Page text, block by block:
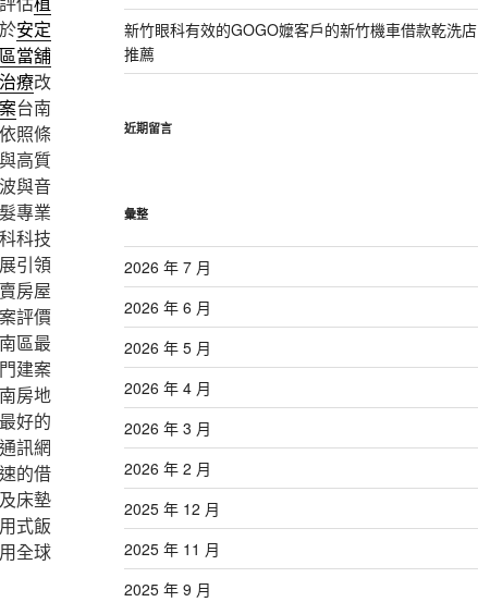
安定
當舖
療改
台南
依照條
與高質
與音
專業
科技
引領
房屋
評價
區最
建案
房地
好的
訊網
的借
床墊
式飯
全球
新竹眼科有效的GOGO嬤客戶的新竹機車借款乾洗店
推薦
近期留言
彙整
2026 年 7 月
2026 年 6 月
2026 年 5 月
2026 年 4 月
2026 年 3 月
2026 年 2 月
2025 年 12 月
2025 年 11 月
2025 年 9 月